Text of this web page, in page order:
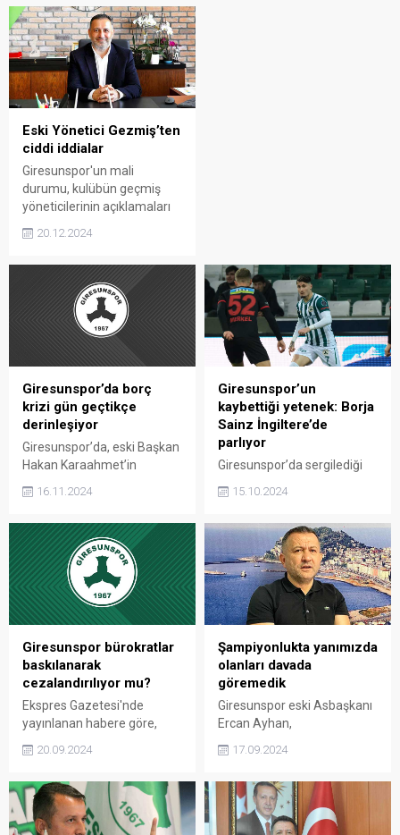
duruşması, dün
mahkemede gerçekleşti.
Eski Yönetici Gezmiş’ten
ciddi iddialar
Giresunspor'un mali
durumu, kulübün geçmiş
yöneticilerinin açıklamaları
iddialarla birlikte tartışma
20.12.2024
Giresunspor’da borç
krizi gün geçtikçe
derinleşiyor
Giresunspor’da, eski Başkan
Hakan Karaahmet’in
ardından futbolcu borç
yönündeki iddialar spor
kamuoyunda gündem
yarattı.
16.11.2024
Giresunspor’un
kaybettiği yetenek: Borja
Sainz İngiltere’de
parlıyor
Giresunspor’da sergilediği
Borja Sainz, Avrupa’nın
İngiltere Championship’te
adeta kariyerinde sıçrama
yaptı.
15.10.2024
Giresunspor bürokratlar
baskılanarak
cezalandırılıyor mu?
Ekspres Gazetesi'nde
yayınlanan habere göre,
dönemlerde yapılan
Giresun’da sıcak gelişmeler
yaşanıyor.
20.09.2024
Şampiyonlukta yanımızda
olanları davada
göremedik
Giresunspor eski Asbaşkanı
Ercan Ayhan,
çıkmasını sağlayan
yaptığı açıklamada, ilk
duruşması yapılan
Giresunspor davasında
17.09.2024